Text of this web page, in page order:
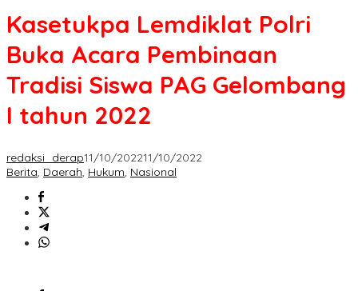
Buka
Pembinaan
Siswa
Gelombang
2022
Kasetukpa Lemdiklat Polri
Buka Acara Pembinaan
Tradisi Siswa PAG Gelombang
I tahun 2022
redaksi_derap11/10/202211/10/2022
Berita, Daerah, Hukum, Nasional